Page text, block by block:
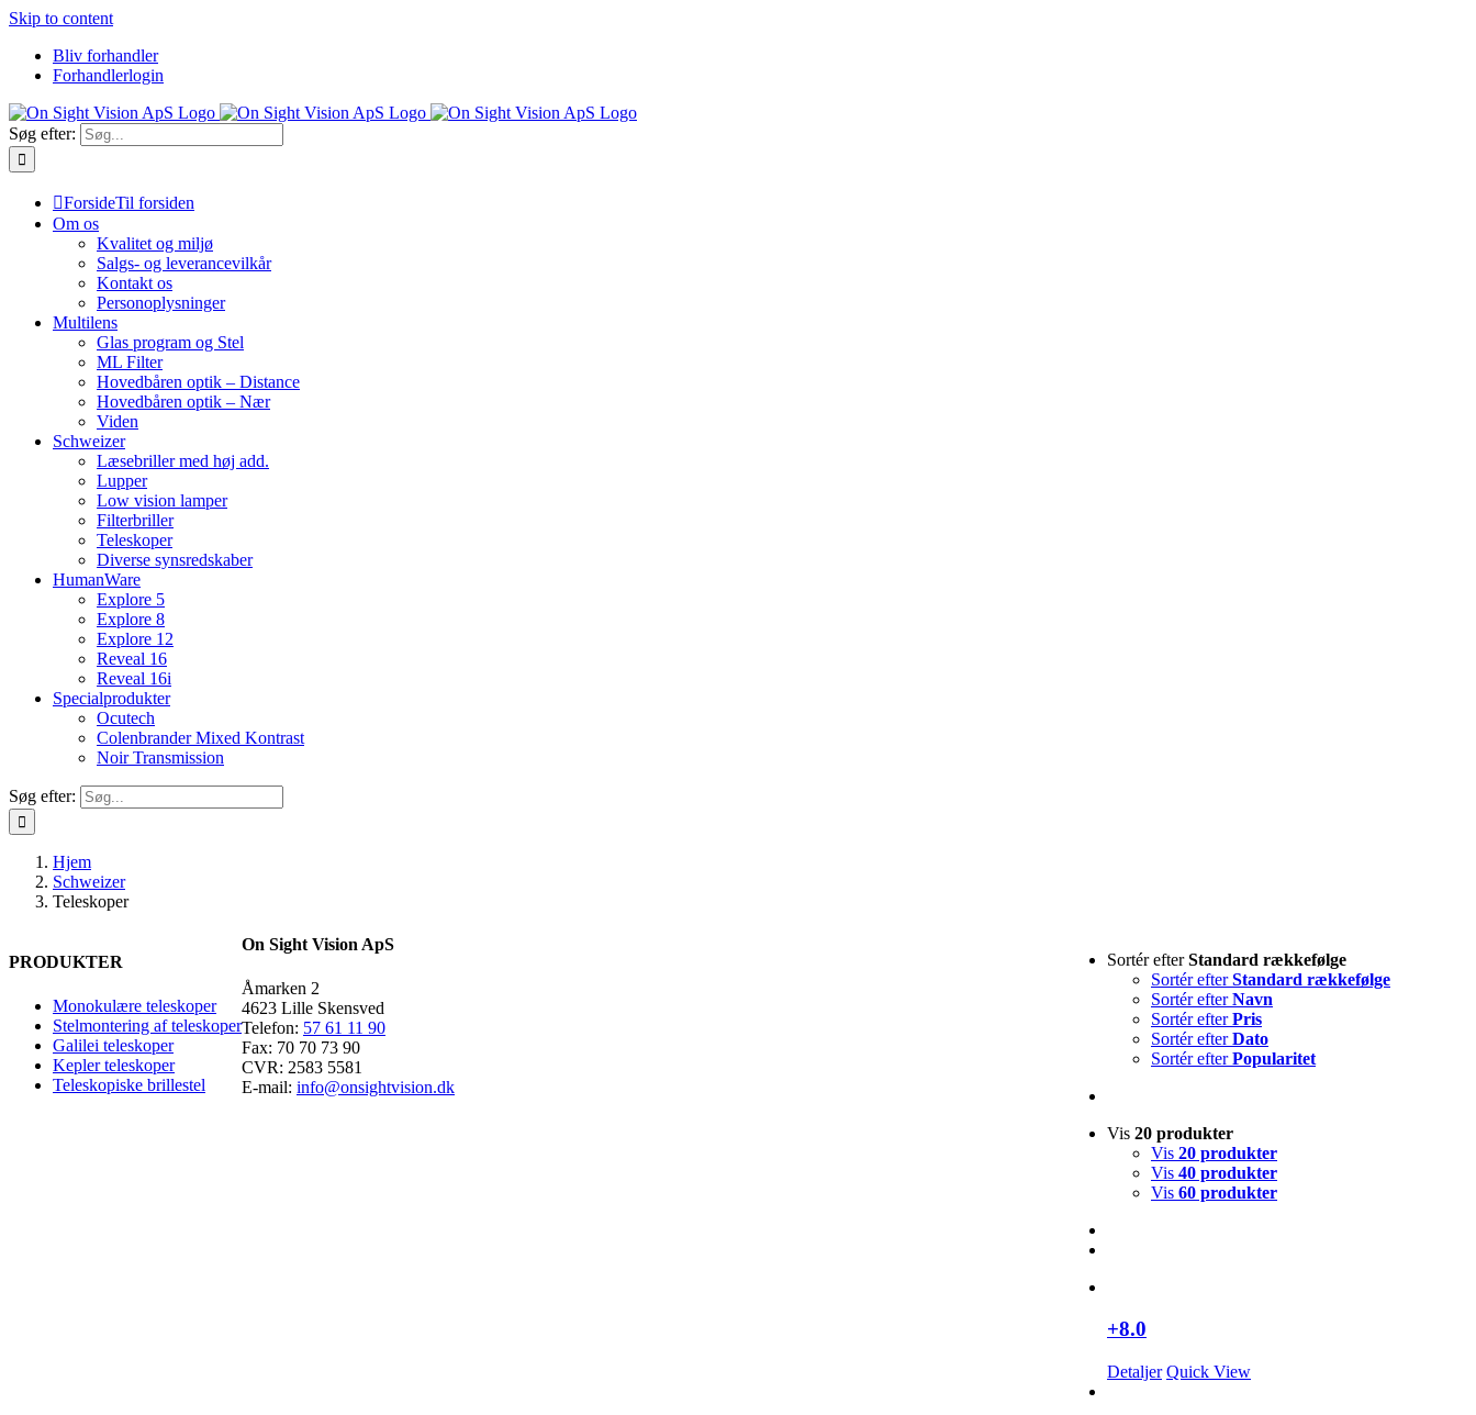
Skip to content
Bliv forhandler
Forhandlerlogin
Søg efter:
ForsideTil forsiden
Om os
Kvalitet og miljø
Salgs- og leverancevilkår
Kontakt os
Personoplysninger
Multilens
Glas program og Stel
ML Filter
Hovedbåren optik – Distance
Hovedbåren optik – Nær
Viden
Schweizer
Læsebriller med høj add.
Lupper
Low vision lamper
Filterbriller
Teleskoper
Diverse synsredskaber
HumanWare
Explore 5
Explore 8
Explore 12
Reveal 16
Reveal 16i
Specialprodukter
Ocutech
Colenbrander Mixed Kontrast
Noir Transmission
Søg efter:
Hjem
Schweizer
Teleskoper
Sortér efterStandard rækkefølge
Sortér efterStandard rækkefølge
Sortér efterNavn
Sortér efterPris
Sortér efterDato
Sortér efterPopularitet
Vis 20 produkter
Vis 20 produkter
Vis 40 produkter
Vis 60 produkter
+8.0
Detaljer Quick View
PRODUKTER
Monokulære teleskoper
Stelmontering af teleskoper
Galilei teleskoper
Kepler teleskoper
Teleskopiske brillestel
On Sight Vision ApS
Åmarken 2
4623 Lille Skensved
Telefon: 57 61 11 90
Fax: 70 70 73 90
CVR: 2583 5581
E-mail: info@onsightvision.dk